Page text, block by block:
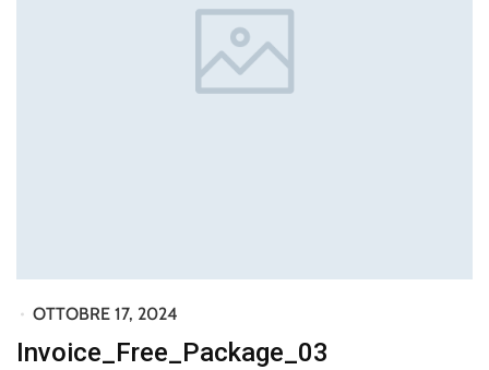
OTTOBRE 17, 2024
Invoice_Free_Package_03